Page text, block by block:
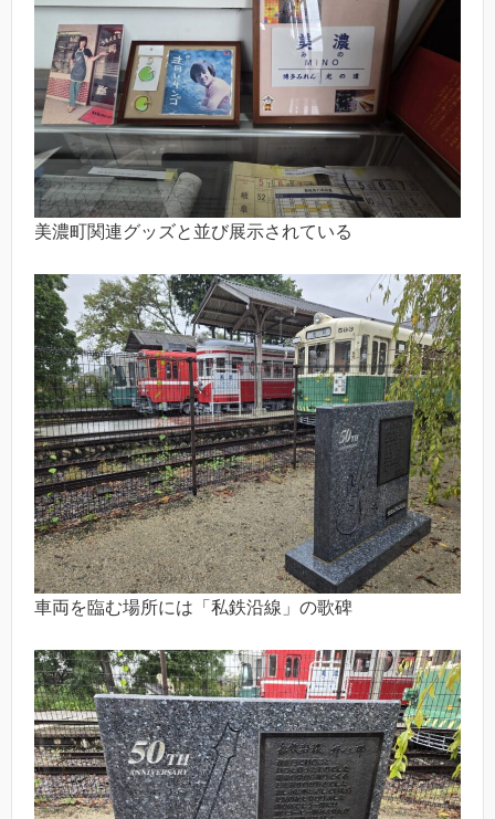
美濃町関連グッズと並び展示されている
車両を臨む場所には「私鉄沿線」の歌碑